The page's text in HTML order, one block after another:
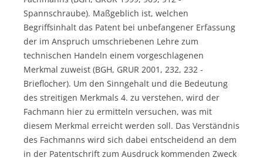
Spannschraube). Maßgeblich ist, welchen
Begriffsinhalt das Patent bei unbefangener Erfassung
der im Anspruch umschriebenen Lehre zum
technischen Handeln einem vorgeschlagenen
Merkmal zuweist (BGH, GRUR 2001, 232, 232 -
Brieflocher). Um den Sinngehalt und die Bedeutung
des streitigen Merkmals 4. zu verstehen, wird der
Fachmann hier zu ermitteln versuchen, was mit
diesem Merkmal erreicht werden soll. Das Verständnis
des Fachmanns wird sich dabei entscheidend an dem
in der Patentschrift zum Ausdruck kommenden Zweck